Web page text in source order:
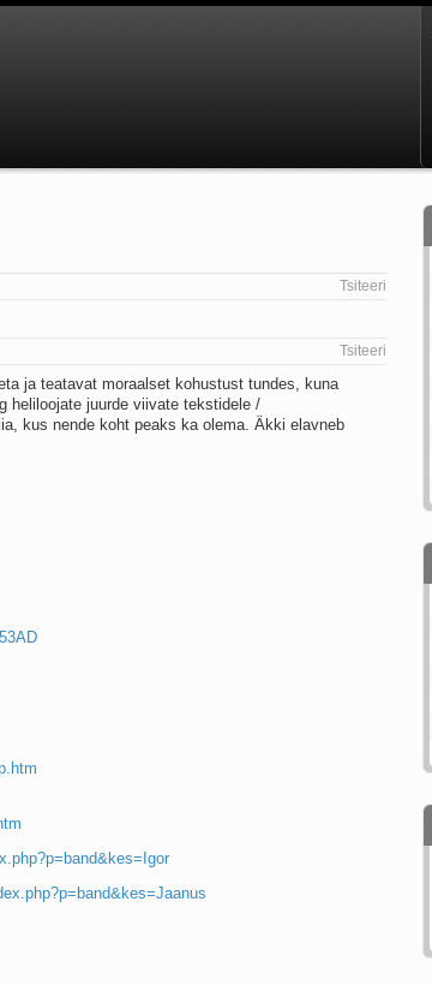
Tsiteeri
Tsiteeri
ja teatavat moraalset kohustust tundes, kuna
heliloojate juurde viivate tekstidele /
kus nende koht peaks ka olema. Äkki elavneb